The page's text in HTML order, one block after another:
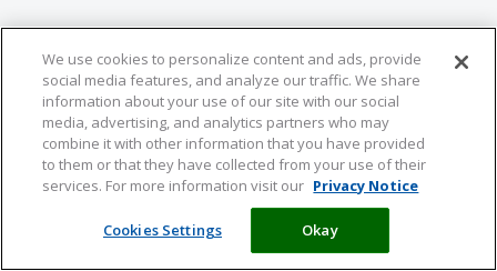
We use cookies to personalize content and ads, provide
social media features, and analyze our traffic. We share
information about your use of our site with our social
media, advertising, and analytics partners who may
combine it with other information that you have provided
to them or that they have collected from your use of their
services. For more information visit our Privacy Notice
Cookies Settings Okay